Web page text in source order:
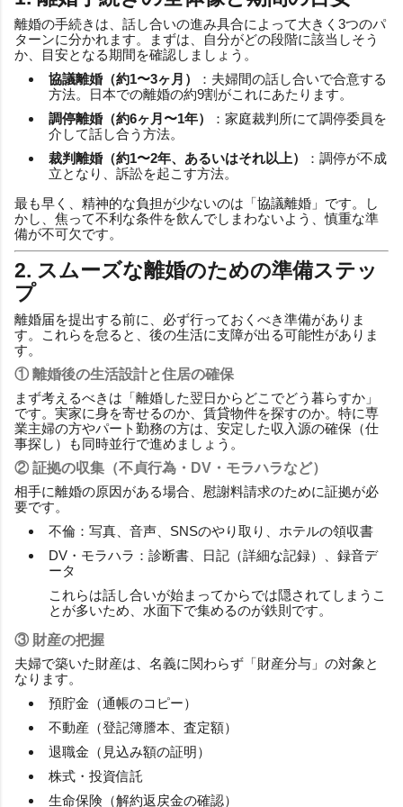
離婚の手続きは、話し合いの進み具合によって大きく3つのパ
ターンに分かれます。まずは、自分がどの段階に該当しそう
か、目安となる期間を確認しましょう。
協議離婚（約1〜3ヶ月）
：夫婦間の話し合いで合意する
方法。日本での離婚の約9割がこれにあたります。
調停離婚（約6ヶ月〜1年）
：家庭裁判所にて調停委員を
介して話し合う方法。
裁判離婚（約1〜2年、あるいはそれ以上）
：調停が不成
立となり、訴訟を起こす方法。
最も早く、精神的な負担が少ないのは「協議離婚」です。し
かし、焦って不利な条件を飲んでしまわないよう、慎重な準
備が不可欠です。
2. スムーズな離婚のための準備ステッ
プ
離婚届を提出する前に、必ず行っておくべき準備がありま
す。これらを怠ると、後の生活に支障が出る可能性がありま
す。
① 離婚後の生活設計と住居の確保
まず考えるべきは「離婚した翌日からどこでどう暮らすか」
です。実家に身を寄せるのか、賃貸物件を探すのか。特に専
業主婦の方やパート勤務の方は、安定した収入源の確保（仕
事探し）も同時並行で進めましょう。
② 証拠の収集（不貞行為・DV・モラハラなど）
相手に離婚の原因がある場合、慰謝料請求のために証拠が必
要です。
不倫：写真、音声、SNSのやり取り、ホテルの領収書
DV・モラハラ：診断書、日記（詳細な記録）、録音デ
ータ
これらは話し合いが始まってからでは隠されてしまうこ
とが多いため、水面下で集めるのが鉄則です。
③ 財産の把握
夫婦で築いた財産は、名義に関わらず「財産分与」の対象と
なります。
預貯金（通帳のコピー）
不動産（登記簿謄本、査定額）
退職金（見込み額の証明）
株式・投資信託
生命保険（解約返戻金の確認）